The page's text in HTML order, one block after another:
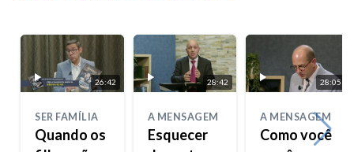
26:42
SER FAMÍLIA
Quando os
28:42
A MENSAGEM
Esquecer
28:05
A MENSAGEM
Como você